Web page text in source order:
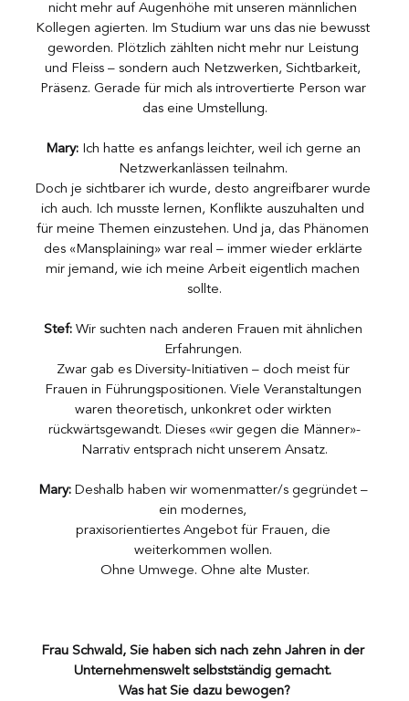
nicht mehr auf Augenhöhe mit unseren männlichen
Kollegen agierten. Im Studium war uns das nie bewusst
geworden. Plötzlich zählten nicht mehr nur Leistung
und Fleiss – sondern auch Netzwerken, Sichtbarkeit,
Präsenz. Gerade für mich als introvertierte Person war
das eine Umstellung.
Mary: Ich hatte es anfangs leichter, weil ich gerne an
Netzwerkanlässen teilnahm.
Doch je sichtbarer ich wurde, desto angreifbarer wurde
ich auch. Ich musste lernen, Konflikte auszuhalten und
für meine Themen einzustehen. Und ja, das Phänomen
des «Mansplaining» war real – immer wieder erklärte
mir jemand, wie ich meine Arbeit eigentlich machen
sollte.
Stef: Wir suchten nach anderen Frauen mit ähnlichen
Erfahrungen.
Zwar gab es Diversity-Initiativen – doch meist für
Frauen in Führungspositionen. Viele Veranstaltungen
waren theoretisch, unkonkret oder wirkten
rückwärtsgewandt. Dieses «wir gegen die Männer»-
Narrativ entsprach nicht unserem Ansatz.
Mary: Deshalb haben wir womenmatter/s gegründet –
ein modernes,
praxisorientiertes Angebot für Frauen, die
weiterkommen wollen.
Ohne Umwege. Ohne alte Muster.
Frau Schwald, Sie haben sich nach zehn Jahren in der
Unternehmenswelt selbstständig gemacht.
Was hat Sie dazu bewogen?